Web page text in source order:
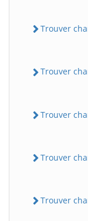
Trouver
Trouver
Trouver
Trouver
Trouver